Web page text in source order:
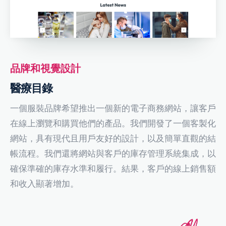
品牌和視覺設計
醫療目錄
一個服裝品牌希望推出一個新的電子商務網站，讓客戶
在線上瀏覽和購買他們的產品。我們開發了一個客製化
網站，具有現代且用戶友好的設計，以及簡單直觀的結
帳流程。我們還將網站與客戶的庫存管理系統集成，以
確保準確的庫存水準和履行。結果，客戶的線上銷售額
和收入顯著增加。